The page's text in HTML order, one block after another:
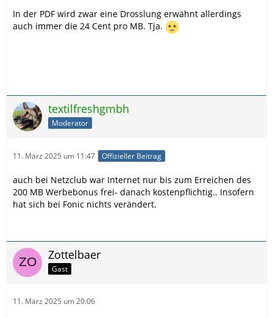
In der PDF wird zwar eine Drosslung erwähnt allerdings
auch immer die 24 Cent pro MB. Tja.
textilfreshgmbh
Moderator
11. März 2025 um 11:47 Offizieller Beitrag
auch bei Netzclub war Internet nur bis zum Erreichen des
200 MB Werbebonus frei- danach kostenpflichtig.. Insofern
hat sich bei Fonic nichts verändert.
Zottelbaer
Gast
11. März 2025 um 20:06